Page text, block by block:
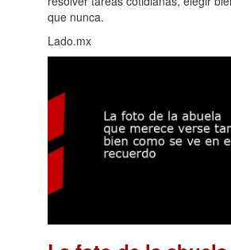
que nunca.
Lado.mx